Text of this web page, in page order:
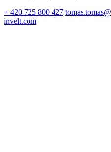
+ 420 725 800 427 tomas.tomas@
invelt.com